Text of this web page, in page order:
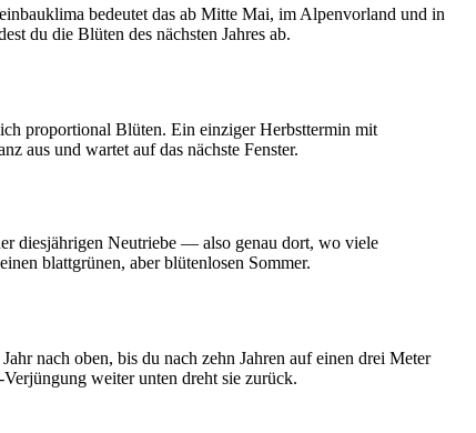
bedeutet das ab Mitte Mai, im Alpenvorland und in
du die Blüten des nächsten Jahres ab.
proportional Blüten. Ein einziger Herbsttermin mit
aus und wartet auf das nächste Fenster.
diesjährigen Neutriebe — also genau dort, wo viele
blattgrünen, aber blütenlosen Sommer.
nach oben, bis du nach zehn Jahren auf einen drei Meter
weiter unten dreht sie zurück.